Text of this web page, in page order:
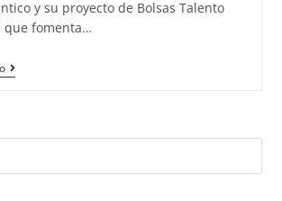
y su proyecto de Bolsas Talento
que fomenta…
FORJADORAS
METAL
PIEDRA